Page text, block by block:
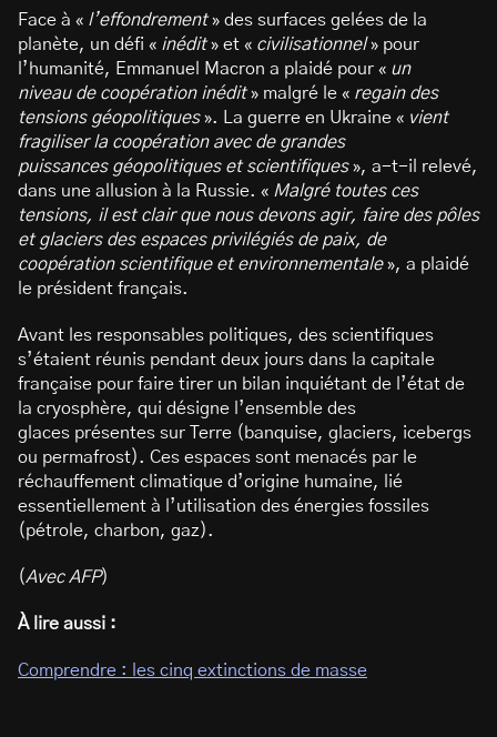
Face à « l’effondrement» des surfaces gelées de la
planète, un défi « inédit» et « civilisationnel» pour
l’humanité, Emmanuel Macron a plaidé pour « un
niveau de coopération inédit» malgré le « regain des
tensions géopolitiques». La guerre en Ukraine « vient
fragiliser la coopération avec de grandes
puissances géopolitiques et scientifiques», a-t-il relevé,
dans une allusion à la Russie. « Malgré toutes ces
tensions, il est clair que nous devons agir, faire des pôles
et glaciers des espaces privilégiés de paix, de
coopération scientifique et environnementale», a plaidé
le président français.
Avant les responsables politiques, des scientifiques
s’étaient réunis pendant deux jours dans la capitale
française pour faire tirer un bilan inquiétant de l’état de
la cryosphère, qui désigne l’ensemble des
glaces présentes sur Terre (banquise, glaciers, icebergs
ou permafrost). Ces espaces sont menacés par le
réchauffement climatique d’origine humaine, lié
essentiellement à l’utilisation des énergies fossiles
(pétrole, charbon, gaz).
(Avec AFP)
À lire aussi :
Comprendre : les cinq extinctions de masse